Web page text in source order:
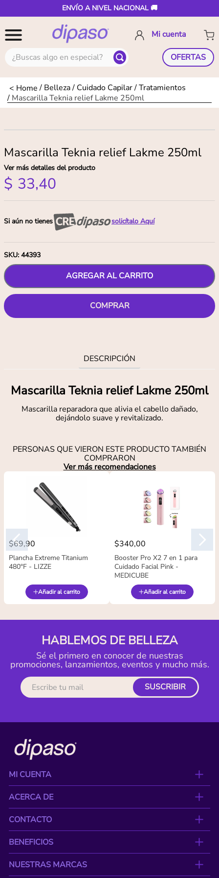
ENVÍO A NIVEL NACIONAL 🚚
¿Buscas algo en especial? OFERTAS
Belleza Cuidado Capilar Tratamientos
Mascarilla Teknia relief Lakme 250ml
Mascarilla Teknia relief Lakme 250ml
Ver más detalles del producto
$ 33,40
Si aún no tienes solicítalo Aquí
SKU: 44393
AGREGAR AL CARRITO
COMPRAR
DESCRIPCIÓN
Mascarilla Teknia relief Lakme 250ml
Mascarilla reparadora que alivia el cabello dañado,
dejándolo suave y revitalizado.
PERSONAS QUE VIERON ESTE PRODUCTO TAMBIÉN
COMPRARON
Ver más recomendaciones
$69,90
Plancha Extreme Titanium
480°F - LIZZE
Añadir al carrito
$340,00
Booster Pro X2 7 en 1 para
Cuidado Facial Pink -
MEDICUBE
Añadir al carrito
HABLEMOS DE BELLEZA
Sé el primero en conocer de nuestras
promociones, lanzamientos, eventos y mucho más.
SUSCRIBIR
MI CUENTA
ACERCA DE
CONTACTO
BENEFICIOS
NUESTRAS MARCAS